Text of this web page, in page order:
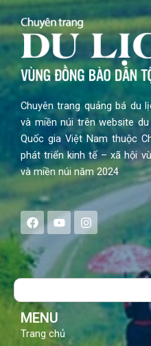
Chuyên trang quảng bá du
và miền núi trên website
Quốc gia Việt Nam thuộc
phát triển kinh tế – xã hội
và miền núi năm 2024
F
a
e
b
o
Y
o
t
u
b
I
n
s
a
g
Search
MENU
Trang chủ